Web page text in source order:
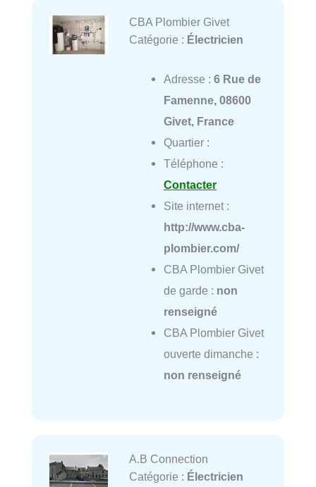
CBA Plombier Givet
Catégorie : Électricien
Adresse : 6 Rue de
Famenne, 08600
Givet, France
Quartier :
Téléphone :
Contacter
Site internet :
http://www.cba-
plombier.com/
CBA Plombier Givet
de garde : non
renseigné
CBA Plombier Givet
ouverte dimanche :
non renseigné
A.B Connection
Catégorie : Électricien